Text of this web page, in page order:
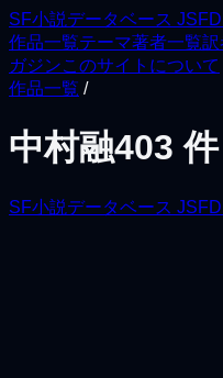
SF小説データベース
作品一覧テーマ著者一覧訳
ガジンこのサイトについて
作品一覧 /
中村融403
SF小説データベース